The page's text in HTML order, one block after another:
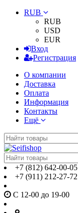
RUB
RUB
USD
EUR
Вход
Регистрация
О компании
Доставка
Оплата
Информация
Контакты
Ещё
+7 (812) 642-00-05
+7 (911) 212-27-72
С 12-00 до 19-00